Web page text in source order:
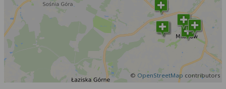
© OpenStreetMap contributors